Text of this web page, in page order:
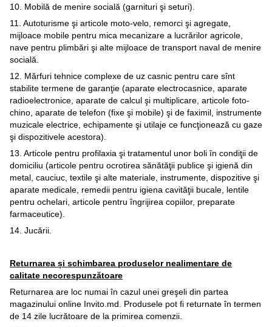
10. Mobilă de menire socială (garnituri şi seturi).
11. Autoturisme şi articole moto-velo, remorci şi agregate,
mijloace mobile pentru mica mecanizare a lucrărilor agricole,
nave pentru plimbări şi alte mijloace de transport naval de menire
socială.
12. Mărfuri tehnice complexe de uz casnic pentru care sînt
stabilite termene de garanţie (aparate electrocasnice, aparate
radioelectronice, aparate de calcul şi multiplicare, articole foto-
chino, aparate de telefon (fixe şi mobile) şi de faximil, instrumente
muzicale electrice, echipamente şi utilaje ce funcţionează cu gaze
şi dispozitivele acestora).
13. Articole pentru profilaxia şi tratamentul unor boli în condiţii de
domiciliu (articole pentru ocrotirea sănătăţii publice şi igienă din
metal, cauciuc, textile şi alte materiale, instrumente, dispozitive şi
aparate medicale, remedii pentru igiena cavităţii bucale, lentile
pentru ochelari, articole pentru îngrijirea copiilor, preparate
farmaceutice).
14. Jucării.
Returnarea și schimbarea produselor nealimentare de
calitate necorespunzătoare
Returnarea are loc numai în cazul unei greşeli din partea
magazinului online Invito.md. Produsele pot fi returnate în termen
de 14 zile lucrătoare de la primirea comenzii.